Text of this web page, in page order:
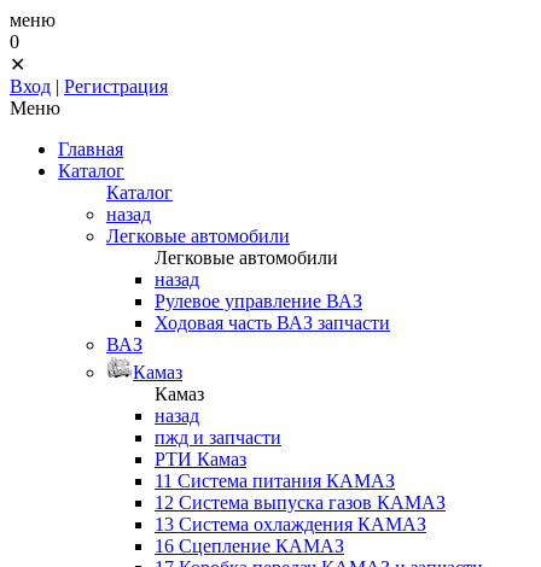
меню
0
✕
Вход | Регистрация
Меню
Главная
Каталог
Каталог
назад
Легковые автомобили
Легковые автомобили
назад
Рулевое управление ВАЗ
Ходовая часть ВАЗ запчасти
ВАЗ
Камаз
Камаз
назад
пжд и запчасти
РТИ Камаз
11 Система питания КАМАЗ
12 Система выпуска газов КАМАЗ
13 Система охлаждения КАМАЗ
16 Сцепление КАМАЗ